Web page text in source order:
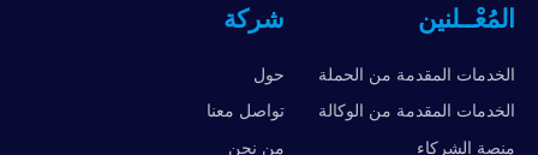
المُعْــلنين
الخدمات المقدمة من الحملة
الخدمات المقدمة من الوكالة
منصة الشركاء
شركة
حول
تواصل معنا
من نحن